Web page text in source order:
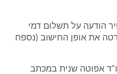
הודעה על תשלום דמי
את אופן החישוב (נספח
אפוטה שנית במכתב